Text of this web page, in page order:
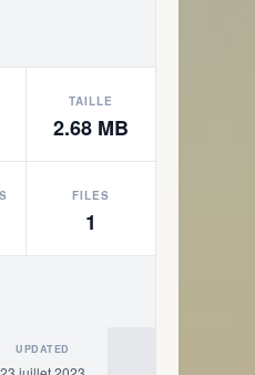
TAILLE
2.68 MB
FILES
1
UPDATED